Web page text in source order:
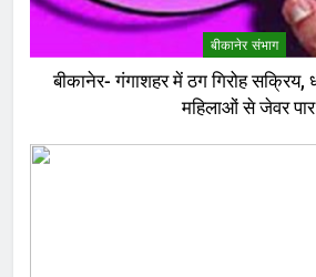
बीकानेर संभाग
बीकानेर- गंगाशहर में ठग गिरोह सक्रिय, धार्मिक स्थलों के पास
महिलाओं से जेवर पार